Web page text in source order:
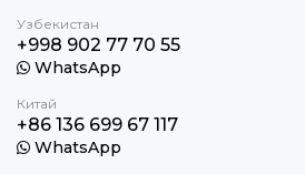
Узбекистан
+998 902 77 70 55
WhatsApp
Китай
+86 136 699 67 117
WhatsApp